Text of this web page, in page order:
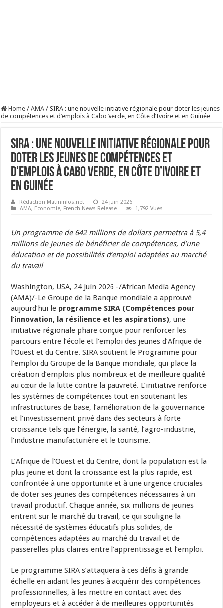
Home / AMA / SIRA : une nouvelle initiative régionale pour doter les jeunes
de compétences et d’emplois à Cabo Verde, en Côte d’Ivoire et en Guinée
SIRA : une nouvelle initiative régionale pour
doter les jeunes de compétences et
d’emplois à Cabo Verde, en Côte d’Ivoire et
en Guinée
Rédaction Matininfos.net
24 juin 2026
AMA, Economie, French News Release 1,792 Vues
Un programme de 642 millions de dollars permettra à 5,4
millions de jeunes de bénéficier de compétences, d’une
éducation et de possibilités d’emploi adaptées au marché
du travail
Washington, USA, 24 Juin 2026 -/African Media Agency
(AMA)/-Le Groupe de la Banque mondiale a approuvé
aujourd’hui le programme SIRA (Compétences pour
l’innovation, la résilience et les aspirations), une
initiative régionale phare conçue pour renforcer les
parcours entre l’école et l’emploi des jeunes d’Afrique de
l’Ouest et du Centre. SIRA soutient le Programme pour
l’emploi du Groupe de la Banque mondiale, qui place la
création d’emplois plus nombreux et de meilleure qualité
au cœur de la lutte contre la pauvreté. L’initiative renforce
les systèmes de compétences tout en soutenant les
infrastructures de base, l’amélioration de la gouvernance
et l’investissement privé dans des secteurs à forte
croissance tels que l’énergie, la santé, l’agro-industrie,
l’industrie manufacturière et le tourisme.
L’Afrique de l’Ouest et du Centre, dont la population est la
plus jeune et dont la croissance est la plus rapide, est
confrontée à une opportunité et à une urgence cruciales
de doter ses jeunes des compétences nécessaires à un
travail productif. Chaque année, six millions de jeunes
entrent sur le marché du travail, ce qui souligne la
nécessité de systèmes éducatifs plus solides, de
compétences adaptées au marché du travail et de
passerelles plus claires entre l’apprentissage et l’emploi.
Le programme SIRA s’attaquera à ces défis à grande
échelle en aidant les jeunes à acquérir des compétences
professionnelles, à les mettre en contact avec des
employeurs et à accéder à de meilleures opportunités